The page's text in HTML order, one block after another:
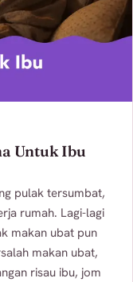
Untuk Ibu
pulak tersumbat,
rumah. Lagi-lagi
makan ubat pun
makan ubat,
risau ibu, jom